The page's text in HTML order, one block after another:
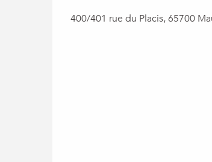
400/401 rue du Placis, 65700